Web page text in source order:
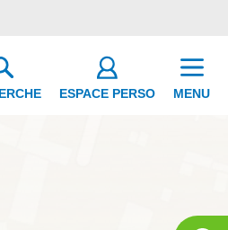
ESPACE PERSO MENU